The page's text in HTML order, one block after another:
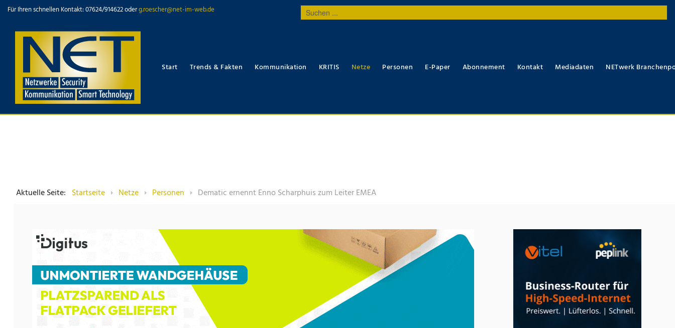
Für Ihren schnellen Kontakt: 07624/914622 oderg.roescher@net-im-web.de
Suchen
...
Start Trends & Fakten Kommunikation KRITIS Netze Personen E-Paper Abonnement Kontakt Mediadaten NETwerk
Aktuelle Seite: Startseite Netze Personen Dematic ernennt Enno Scharphuis zum Leiter EMEA